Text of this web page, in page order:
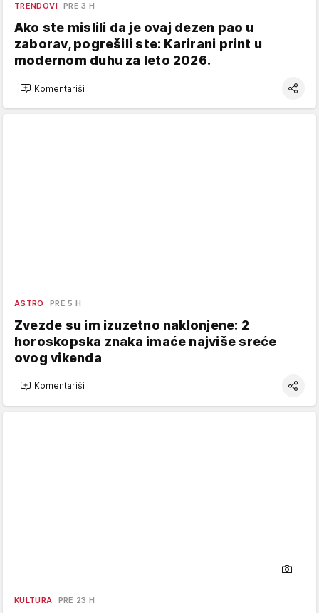
TRENDOVI PRE 3 H
Ako ste mislili da je ovaj dezen pao u
zaborav, pogrešili ste: Karirani print u
modernom duhu za leto 2026.
Komentariši
ASTRO PRE 5 H
Zvezde su im izuzetno naklonjene: 2
horoskopska znaka imaće najviše sreće
ovog vikenda
Komentariši
KULTURA PRE 23 H